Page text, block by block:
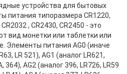
устройства для бытовых
питания типоразмера CR1220,
, CR2430, CR2450 - это
вид монетки или таблетки или
Элементы питания AG0 (иначе
LR 521), AG1 (аналог LR621,
364), AG2 (аналог 396, LR726, LR59